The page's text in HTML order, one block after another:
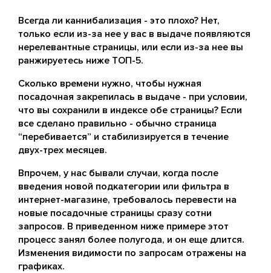
Всегда ли каннибализация - это плохо? Нет,
только если из-за нее у вас в выдаче появляются
нерелевантные страницы, или если из-за нее вы
ранжируетесь ниже ТОП-5.
Сколько времени нужно, чтобы нужная
посадочная закрепилась в выдаче - при условии,
что вы сохранили в индексе обе страницы? Если
все сделано правильно - обычно страница
“перебивается” и стабилизируется в течение
двух-трех месяцев.
Впрочем, у нас бывали случаи, когда после
введения новой подкатегории или фильтра в
интернет-магазине, требовалось перевести на
новые посадочные страницы сразу сотни
запросов. В приведенном ниже примере этот
процесс занял более полугода, и он еще длится.
Изменения видимости по запросам отражены на
графиках.